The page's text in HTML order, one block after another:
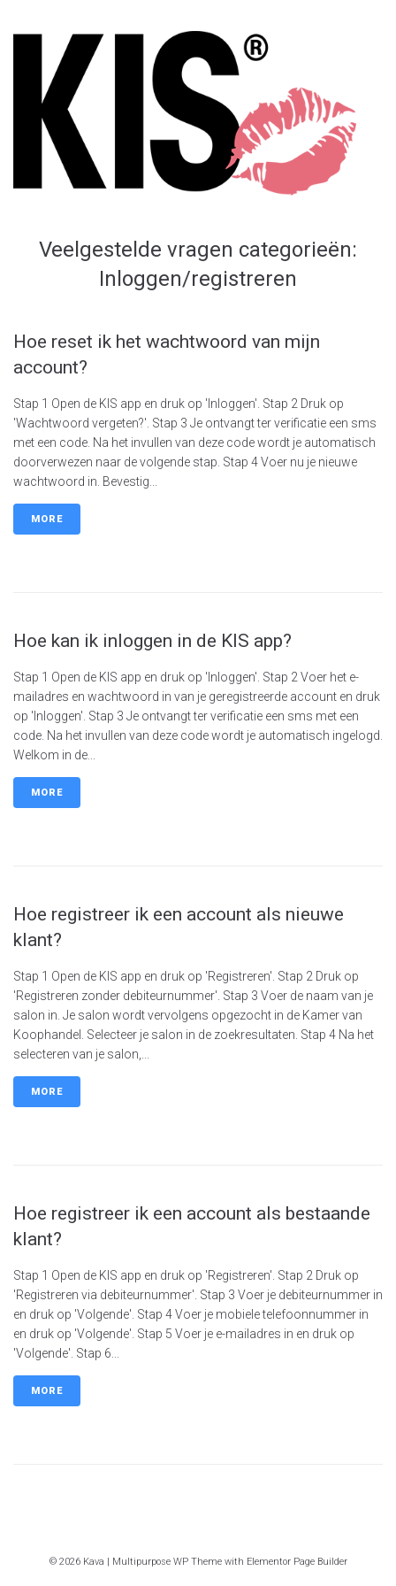
Veelgestelde vragen categorieën:
Inloggen/registreren
Hoe reset ik het wachtwoord van mijn
account?
Stap 1 Open de KIS app en druk op 'Inloggen'. Stap 2 Druk op
'Wachtwoord vergeten?'. Stap 3 Je ontvangt ter verificatie een sms
met een code. Na het invullen van deze code wordt je automatisch
doorverwezen naar de volgende stap. Stap 4 Voer nu je nieuwe
wachtwoord in. Bevestig...
MORE
Hoe kan ik inloggen in de KIS app?
Stap 1 Open de KIS app en druk op 'Inloggen'. Stap 2 Voer het e-
mailadres en wachtwoord in van je geregistreerde account en druk
op 'Inloggen'. Stap 3 Je ontvangt ter verificatie een sms met een
code. Na het invullen van deze code wordt je automatisch ingelogd.
Welkom in de...
MORE
Hoe registreer ik een account als nieuwe
klant?
Stap 1 Open de KIS app en druk op 'Registreren'. Stap 2 Druk op
'Registreren zonder debiteurnummer'. Stap 3 Voer de naam van je
salon in. Je salon wordt vervolgens opgezocht in de Kamer van
Koophandel. Selecteer je salon in de zoekresultaten. Stap 4 Na het
selecteren van je salon,...
MORE
Hoe registreer ik een account als bestaande
klant?
Stap 1 Open de KIS app en druk op 'Registreren'. Stap 2 Druk op
'Registreren via debiteurnummer'. Stap 3 Voer je debiteurnummer in
en druk op 'Volgende'. Stap 4 Voer je mobiele telefoonnummer in
en druk op 'Volgende'. Stap 5 Voer je e-mailadres in en druk op
'Volgende'. Stap 6...
MORE
© 2026 Kava | Multipurpose WP Theme with Elementor Page Builder